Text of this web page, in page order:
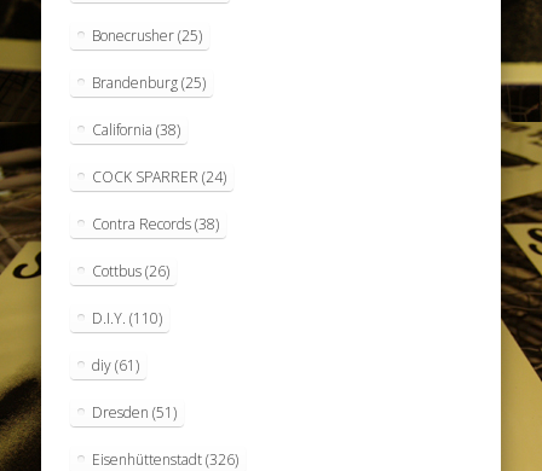
Bonecrusher(25)
Brandenburg(25)
California (38)
COCK SPARRER (24)
Contra Records(38)
Cottbus(26)
D.I.Y. (110)
diy(61)
Dresden (51)
Eisenhüttenstadt(326)